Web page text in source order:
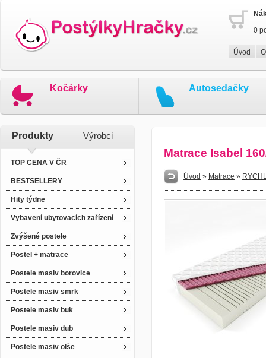
0
Úvod
Kočárky Autosedačky
Produkty Výrobci
TOP CENA V ČR
BESTSELLERY
Hity týdne
Vybavení ubytovacích zařízení
Zvýšené postele
Postel + matrace
Postele masiv borovice
Postele masiv smrk
Postele masiv buk
Postele masiv dub
Postele masiv olše
Matrace Isabel
Úvod » Matrace »